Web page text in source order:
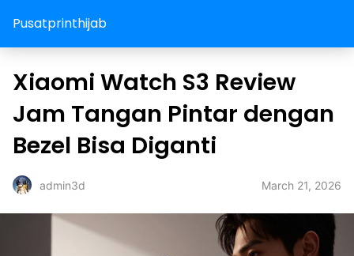
Pusatprinthijab
Xiaomi Watch S3 Review
Jam Tangan Pintar dengan
Bezel Bisa Diganti
admin3d March 21, 2026